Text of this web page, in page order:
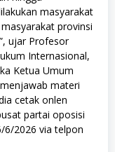
masyarakat
provinsi
ujar Profesor
Internasional,
Ketua Umum
materi
cetak onlen
partai oposisi
6/2026 via telpon